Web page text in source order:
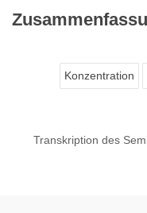
Konzentration
Transkription des